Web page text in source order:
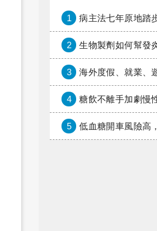
1 病主法七年原地踏步，快修法讓
2 生物製劑如何幫發炎性腸道疾病患者抗潰瘍？治
3 海外度假、就業、遊學保障加倍，富邦產險「一期逐夢
4 糖飲不離手加劇慢性發炎，當心老
5 低血糖開車風險高，糖尿病友上